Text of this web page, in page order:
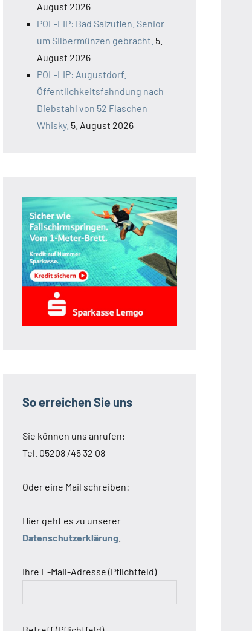
August 2026
POL-LIP: Bad Salzuflen. Senior
um Silbermünzen gebracht. 5.
August 2026
POL-LIP: Augustdorf.
Öffentlichkeitsfahndung nach
Diebstahl von 52 Flaschen
Whisky. 5. August 2026
So erreichen Sie uns
Sie können uns anrufen:
Tel. 05208 /45 32 08
Oder eine Mail schreiben:
Hier geht es zu unserer
Datenschutzerklärung
Ihre E-Mail-Adresse (Pflichtfeld)